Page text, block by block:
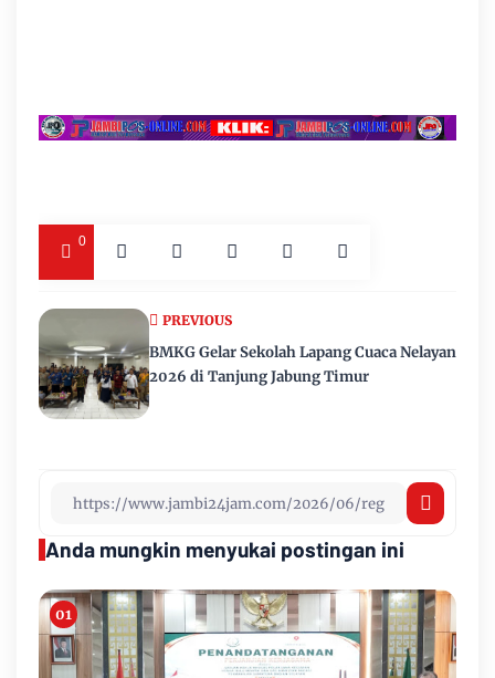
0
PREVIOUS
BMKG Gelar Sekolah Lapang Cuaca Nelayan
2026 di Tanjung Jabung Timur
Anda mungkin menyukai postingan ini